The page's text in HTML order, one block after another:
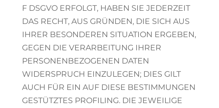
F DSGVO ERFOLGT, HABEN SIE JEDERZEIT
DAS RECHT, AUS GRÜNDEN, DIE SICH AUS
IHRER BESONDEREN SITUATION ERGEBEN,
GEGEN DIE VERARBEITUNG IHRER
PERSONENBEZOGENEN DATEN
WIDERSPRUCH EINZULEGEN; DIES GILT
AUCH FÜR EIN AUF DIESE BESTIMMUNGEN
GESTÜTZTES PROFILING. DIE JEWEILIGE